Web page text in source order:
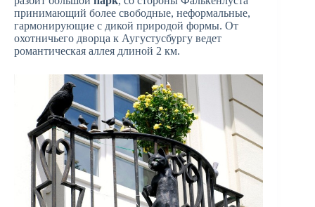
принимающий более свободные, неформальные,
гармонирующие с дикой природой формы. От
охотничьего дворца к Аугустусбургу ведет
романтическая аллея длиной 2 км.